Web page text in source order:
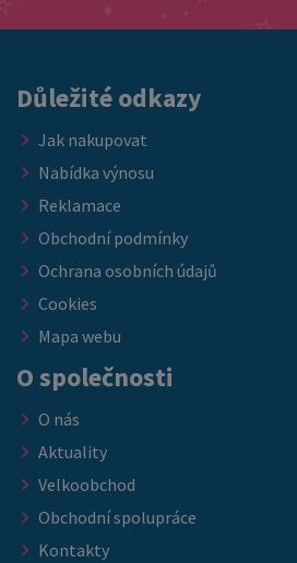
nebo ubytovacích kapacit. ➡️
Důležité odkazy
Jak nakupovat
Nabídka výnosu
Reklamace
Obchodní podmínky
Ochrana osobních údajů
Cookies
Mapa webu
O společnosti
O nás
Aktuality
Velkoobchod
Obchodní spolupráce
Kontakty